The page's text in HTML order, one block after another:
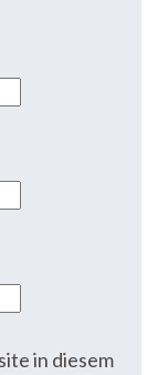
in diesem